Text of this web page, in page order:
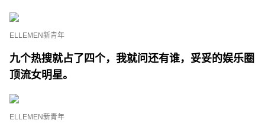
ELLEMEN新青年
九个热搜就占了四个，我就问还有谁，妥妥的娱乐圈
顶流女明星。
ELLEMEN新青年